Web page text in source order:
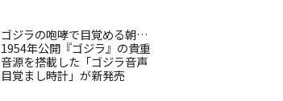
ゴジラの咆哮で目覚める朝…
1954年公開『ゴジラ』の貴重
音源を搭載した「ゴジラ音声
目覚まし時計」が新発売